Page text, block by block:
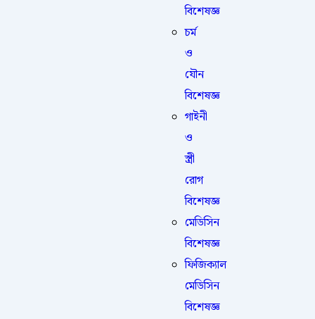
বিশেষজ্ঞ
চর্ম
ও
যৌন
বিশেষজ্ঞ
গাইনী
ও
স্ত্রী
রোগ
বিশেষজ্ঞ
মেডিসিন
বিশেষজ্ঞ
ফিজিক্যাল
মেডিসিন
বিশেষজ্ঞ